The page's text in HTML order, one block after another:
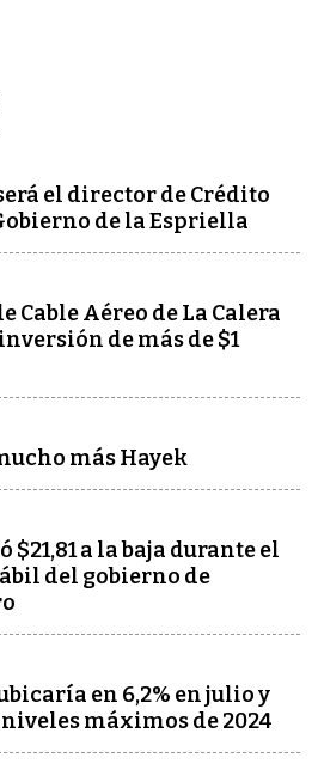
el director de Crédito
de la Espriella
Cable Aéreo de La Calera
de más de $1
más Hayek
$21,81 a la baja durante el
del gobierno de
en 6,2% en julio y
máximos de 2024